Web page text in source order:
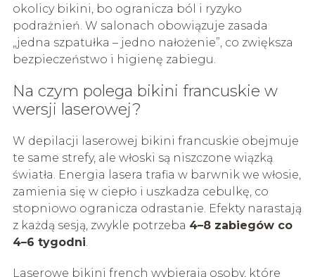
okolicy bikini, bo ogranicza ból i ryzyko
podrażnień. W salonach obowiązuje zasada
„jedna szpatułka – jedno nałożenie”, co zwiększa
bezpieczeństwo i higienę zabiegu.
Na czym polega bikini francuskie w
wersji laserowej?
W depilacji laserowej bikini francuskie obejmuje
te same strefy, ale włoski są niszczone wiązką
światła. Energia lasera trafia w barwnik we włosie,
zamienia się w ciepło i uszkadza cebulkę, co
stopniowo ogranicza odrastanie. Efekty narastają
z każdą sesją, zwykle potrzeba 4–8 zabiegów co
4–6 tygodni.
Laserowe bikini french wybierają osoby, które